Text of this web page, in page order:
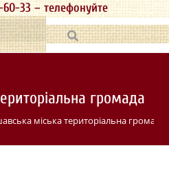
60-33 – телефонуйте
громада
міська територіальна громада